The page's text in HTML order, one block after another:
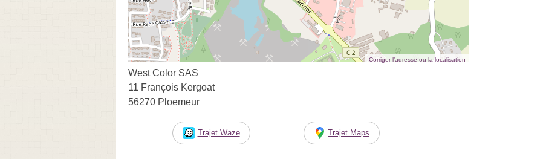
Corriger l’adresse ou la localisation
West Color SAS
11 François Kergoat
56270 Ploemeur
Trajet Waze Trajet Maps